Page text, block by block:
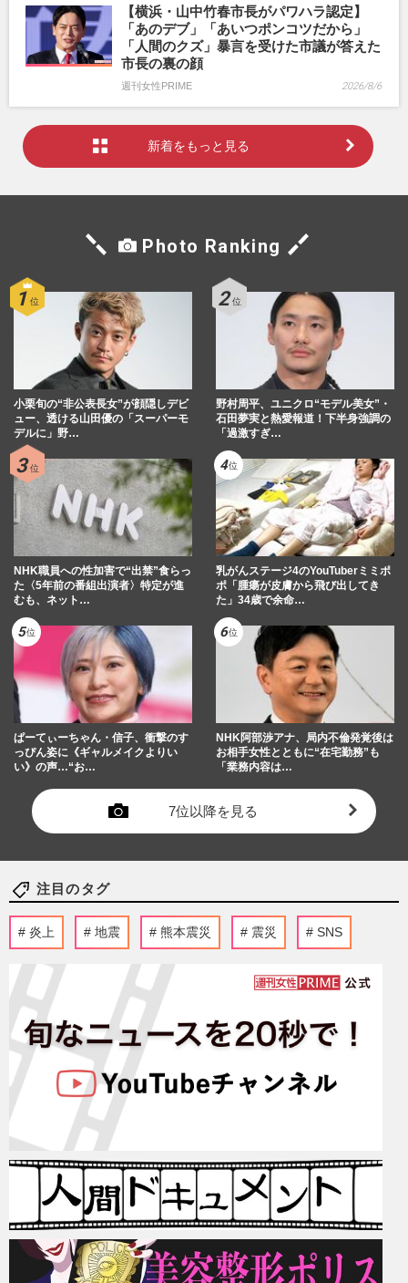
【横浜・山中竹春市長がパワハラ認定】
「あのデブ」「あいつポンコツだから」
「人間のクズ」暴言を受けた市議が答えた
市長の裏の顔
週刊女性PRIME 2026/8/6
新着をもっと見る
Photo Ranking
小栗旬の“非公表長女”が顔隠しデビ
ュー、透ける山田優の「スーパーモ
デルに」野…
野村周平、ユニクロ“モデル美女”・
石田夢実と熱愛報道！下半身強調の
「過激すぎ…
NHK職員への性加害で“出禁”食らっ
た〈5年前の番組出演者〉特定が進
むも、ネット…
乳がんステージ4のYouTuberミミポ
ポ「腫瘍が皮膚から飛び出してき
た」34歳で余命…
ぱーてぃーちゃん・信子、衝撃のす
っぴん姿に《ギャルメイクよりい
い》の声…“お…
NHK阿部渉アナ、局内不倫発覚後は
お相手女性とともに“在宅勤務”も
「業務内容は…
7位以降を見る
注目のタグ
炎上 地震 熊本震災 震災 SNS